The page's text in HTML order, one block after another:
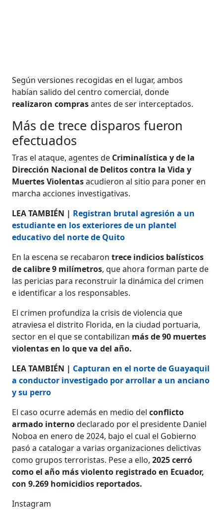
Según versiones recogidas en el lugar, ambos
habían salido del centro comercial, donde
realizaron comprasantes de ser interceptados.
Más de trece disparos fueron
efectuados
Tras el ataque, agentes de Criminalística y de la
Dirección Nacional de Delitos contra la Vida y
Muertes Violentasacudieron al sitio para poner en
marcha acciones investigativas.
LEA TAMBIÉN | Registran brutal agresión a un
estudiante en los exteriores de un plantel
educativo del norte de Quito
En la escena se recabarontrece indicios balísticos
de calibre 9 milímetros, que ahora forman parte de
las pericias para reconstruir la dinámica del crimen
e identificar a los responsables.
El crimen profundiza la crisis de violencia que
atraviesa el distrito Florida, en la ciudad portuaria,
sector en el que se contabilizan más de 90 muertes
violentas en lo que va del año.
LEA TAMBIÉN | Capturan en el norte de Guayaquil
a conductor investigado por arrollar a un anciano
y su perro
El caso ocurre además en medio delconflicto
armado internodeclarado por el presidente Daniel
Noboa en enero de 2024, bajo el cual el Gobierno
pasó a catalogar a varias organizaciones delictivas
como grupos terroristas. Pese a ello,2025 cerró
como el año más violento registrado en Ecuador,
con 9.269 homicidios reportados.
Instagram